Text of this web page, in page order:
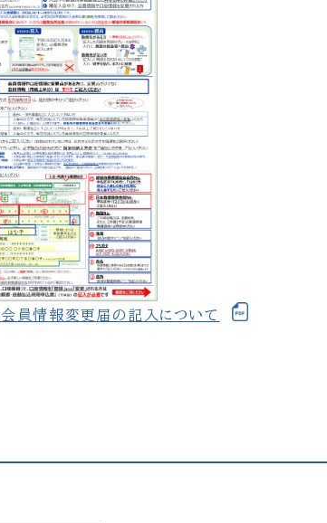
員情報変更届の記入について